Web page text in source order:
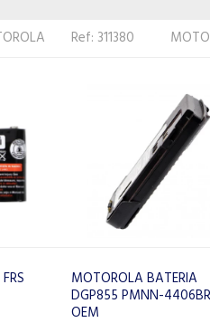
Ref: 235983
MOTOROLA BATERIA
FNB-V131 LI-ION / OEM